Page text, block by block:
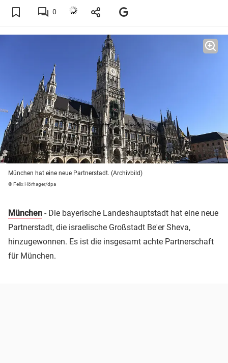
0
München hat eine neue Partnerstadt. (Archivbild)
© Felix Hörhager/dpa
München - Die bayerische Landeshauptstadt hat eine neue
Partnerstadt, die israelische Großstadt Be'er Sheva,
hinzugewonnen. Es ist die insgesamt achte Partnerschaft
für München.